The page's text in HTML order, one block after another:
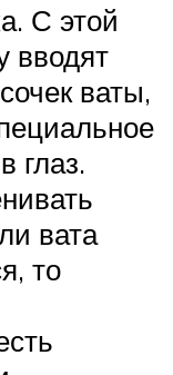
С этой
вводят
ваты,
глаз.
вата
то